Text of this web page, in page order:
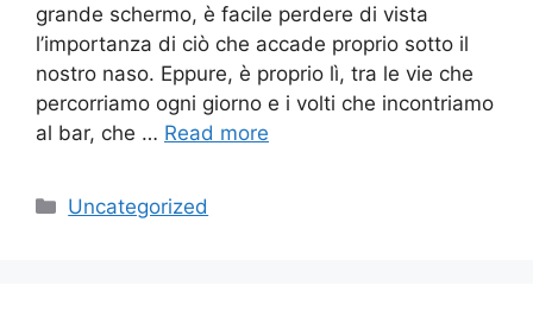
grande schermo, è facile perdere di vista
l’importanza di ciò che accade proprio sotto il
nostro naso. Eppure, è proprio lì, tra le vie che
percorriamo ogni giorno e i volti che incontriamo
al bar, che … Read more
Categories
Uncategorized